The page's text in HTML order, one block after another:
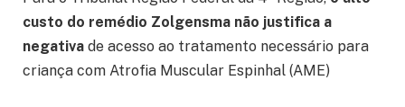
custo do remédio Zolgensma não justifica a
negativa de acesso ao tratamento necessário para
criança com Atrofia Muscular Espinhal (AME)